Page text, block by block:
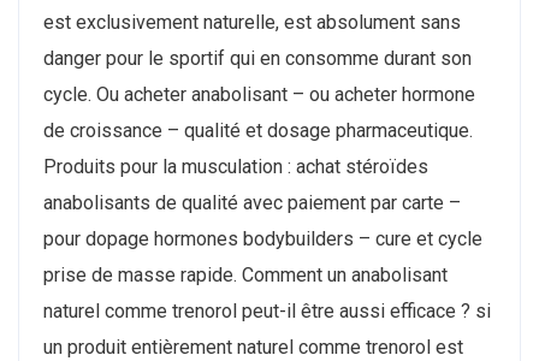
est exclusivement naturelle, est absolument sans
danger pour le sportif qui en consomme durant son
cycle. Ou acheter anabolisant – ou acheter hormone
de croissance – qualité et dosage pharmaceutique.
Produits pour la musculation : achat stéroïdes
anabolisants de qualité avec paiement par carte –
pour dopage hormones bodybuilders – cure et cycle
prise de masse rapide. Comment un anabolisant
naturel comme trenorol peut-il être aussi efficace ? si
un produit entièrement naturel comme trenorol est